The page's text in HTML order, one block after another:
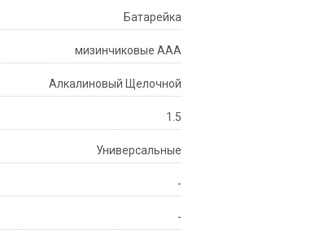
Батарейка
мизинчиковые AAA
Алкалиновый Щелочной
1.5
Универсальные
-
-